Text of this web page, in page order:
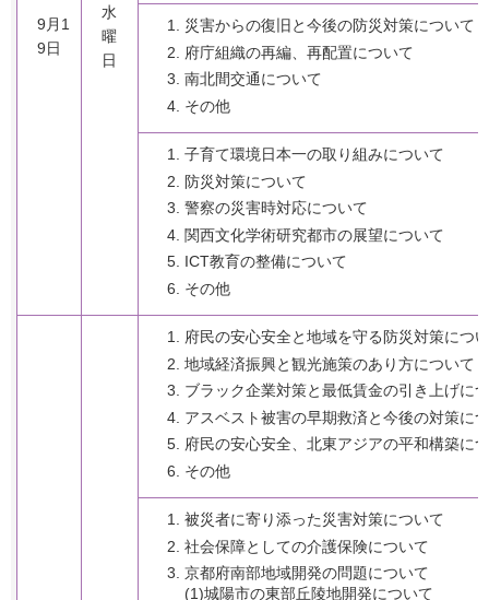
9月1
9日
水
曜
日
災害からの復旧と今後の防災対策について
府庁組織の再編、再配置について
南北間交通について
その他
子育て環境日本一の取り組みについて
防災対策について
警察の災害時対応について
関西文化学術研究都市の展望について
ICT教育の整備について
その他
府民の安心安全と地域を守る防災対策につ
地域経済振興と観光施策のあり方について
ブラック企業対策と最低賃金の引き上げに
アスベスト被害の早期救済と今後の対策に
府民の安心安全、北東アジアの平和構築に
その他
被災者に寄り添った災害対策について
社会保障としての介護保険について
京都府南部地域開発の問題について
(1)城陽市の東部丘陵地開発について